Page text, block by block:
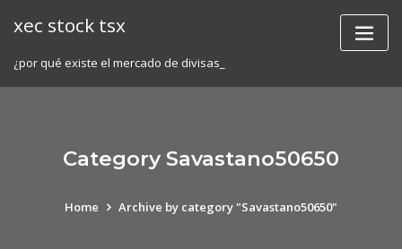
xec stock tsx
¿por qué existe el mercado de divisas_
Category Savastano50650
Home Archive by category "Savastano50650"